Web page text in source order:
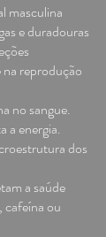
masculina
e duradouras
reprodução
no sangue.
a energia.
dos
a saúde
cafeína ou